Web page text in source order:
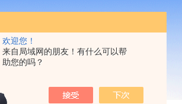
欢迎您！
来自局域网的朋友！有什么可以帮
助您的吗？